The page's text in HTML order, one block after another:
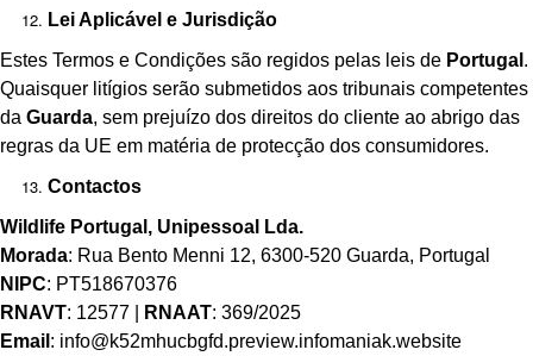
Lei Aplicável e Jurisdição
Estes Termos e Condições são regidos pelas leis de Portugal .
Quaisquer litígios serão submetidos aos tribunais competentes
da Guarda, sem prejuízo dos direitos do cliente ao abrigo das
regras da UE em matéria de protecção dos consumidores.
Contactos
Wildlife Portugal, Unipessoal Lda.
Morada: Rua Bento Menni 12, 6300-520 Guarda, Portugal
NIPC: PT518670376
RNAVT: 12577 | RNAAT: 369/2025
Email : info@k52mhucbgfd.preview.infomaniak.website